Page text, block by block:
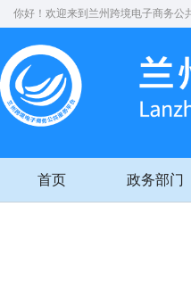
你好！欢迎来到兰州跨境电子商务公
首页 政务部门